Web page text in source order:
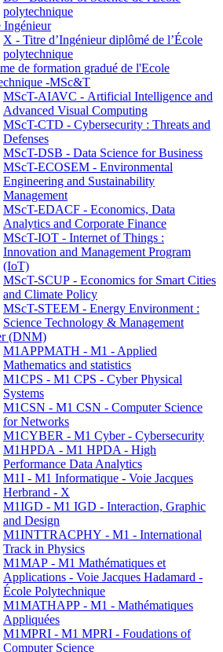
polytechnique
Ingénieur
X - Titre d’Ingénieur diplômé de l’École
polytechnique
de formation gradué de l'Ecole
-MSc&T
MScT-AIAVC - Artificial Intelligence and
Advanced Visual Computing
MScT-CTD - Cybersecurity : Threats and
Defenses
MScT-DSB - Data Science for Business
MScT-ECOSEM - Environmental
Engineering and Sustainability
Management
MScT-EDACF - Economics, Data
Analytics and Corporate Finance
MScT-IOT - Internet of Things :
Innovation and Management Program
(IoT)
MScT-SCUP - Economics for Smart Cities
and Climate Policy
MScT-STEEM - Energy Environment :
Science Technology & Management
(DNM)
M1APPMATH - M1 - Applied
Mathematics and statistics
M1CPS - M1 CPS - Cyber Physical
Systems
M1CSN - M1 CSN - Computer Science
for Networks
M1CYBER - M1 Cyber - Cybersecurity
M1HPDA - M1 HPDA - High
Performance Data Analytics
M1I - M1 Informatique - Voie Jacques
Herbrand - X
M1IGD - M1 IGD - Interaction, Graphic
and Design
M1INTTRACPHY - M1 - International
Track in Physics
M1MAP - M1 Mathématiques et
Applications - Voie Jacques Hadamard -
École Polytechnique
M1MATHAPP - M1 - Mathématiques
Appliquées
M1MPRI - M1 MPRI - Foudations of
Computer Science